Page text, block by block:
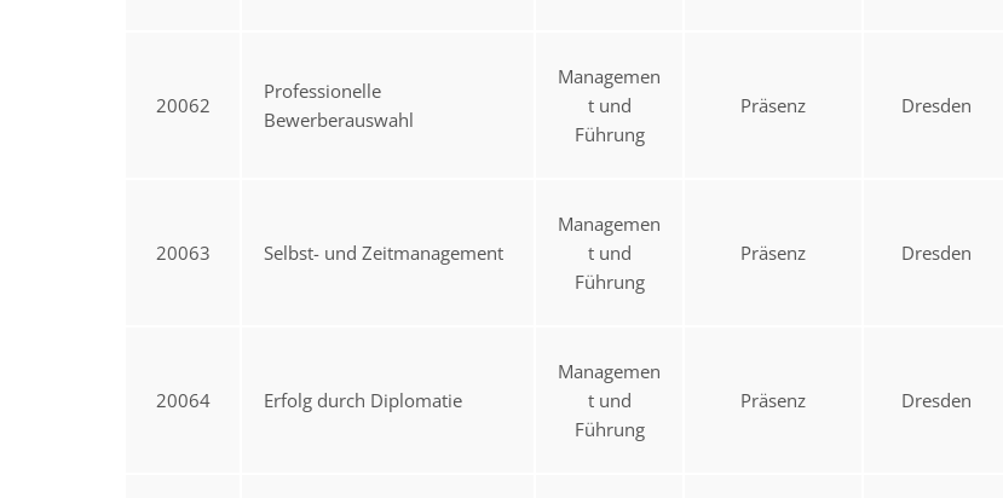
20062
Professionelle
Bewerberauswahl
Managemen
t und
Führung
Präsenz Dresden
20063 Selbst- und Zeitmanagement
Managemen
t und
Führung
Präsenz Dresden
20064 Erfolg durch Diplomatie
Managemen
t und
Führung
Präsenz Dresden